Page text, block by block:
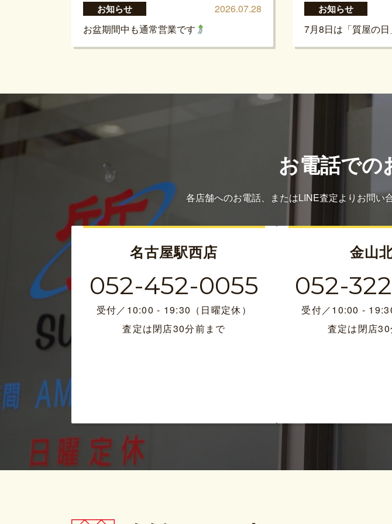
お知らせ
2026.07.28
お盆期間中も通常営業です
お知らせ
7月8日は「質屋の日
お電話での
各店舗へのお電話、またはLINE査定よりお問い
名古屋駅西店
052-452-0055
受付／10:00 - 19:30（日曜定休）
査定は閉店30分前まで
金山
052-
受付／10:00 -
査定は閉店